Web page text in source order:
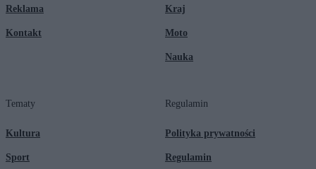
Reklama
Kontakt
Kraj
Moto
Nauka
Tematy
Kultura
Sport
Regulamin
Polityka prywatności
Regulamin